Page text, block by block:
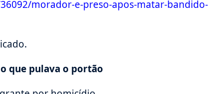
morador-e-preso-apos-matar-bandido-
que pulava o portão